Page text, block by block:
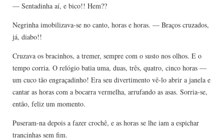
— Sentadinha aí, e bico!! Hem??
Negrinha imobilizava-se no canto, horas e horas. — Braços cruzados,
já, diabo!!
Cruzava os bracinhos, a tremer, sempre com o susto nos olhos. E o
tempo corria. O relógio batia uma, duas, três, quatro, cinco horas —
um cuco tão engraçadinho! Era seu divertimento vê-lo abrir a janela e
cantar as horas com a bocarra vermelha, arrufando as asas. Sorria-se,
então, feliz um momento.
Puseram-na depois a fazer crochê, e as horas se lhe iam a espichar
trancinhas sem fim.